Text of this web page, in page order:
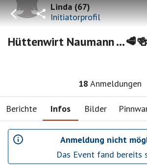
Linda(67)
Initiatorprofil
Hüttenwirt Naumann
18 Anmeldungen
Berichte Infos Bilder
Anmeldung nicht
Das Event fand bereits